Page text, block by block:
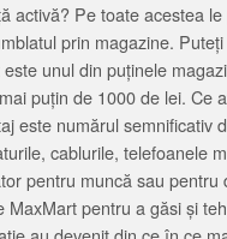
Pe toate acestea
prin magazine.
unul din puținele
puțin de 1000 de lei. Ce
este numărul semnificativ
cablurile, telefoanele
pentru muncă sau
pentru a găsi și